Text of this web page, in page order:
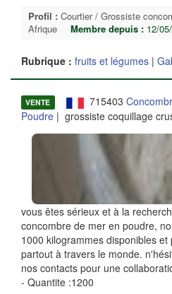
Profil : Courtier / Grossiste
Afrique
Membre depuis : 12/
Rubrique : fruits et légumes |
VENTE 715403
Poudre | grossiste coquillage
vous êtes sérieux et à la
concombre de mer en poudre,
1000 kilogrammes disponibles
partout à travers le monde.
nos contacts pour une
- Quantite :1200